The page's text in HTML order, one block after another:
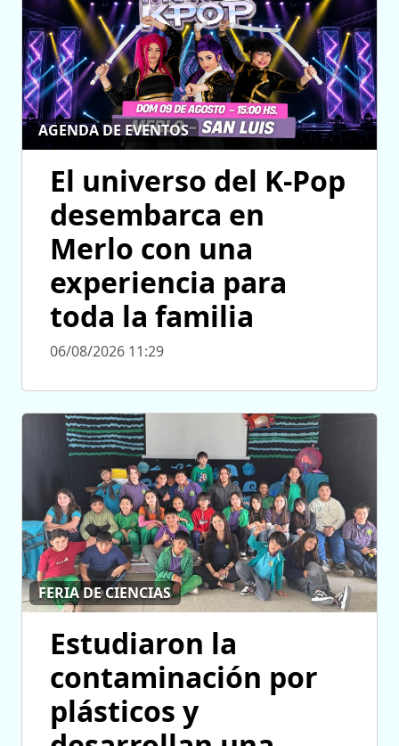
AGENDA DE EVENTOS
El universo del K-Pop
desembarca en
Merlo con una
experiencia para
toda la familia
06/08/2026 11:29
FERIA DE CIENCIAS
Estudiaron la
contaminación por
plásticos y